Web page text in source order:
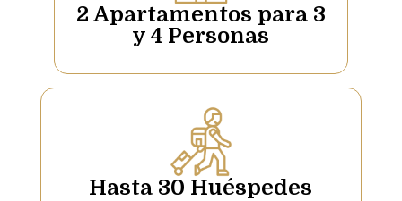
2 Apartamentos para 3
y 4 Personas
Hasta 30 Huéspedes